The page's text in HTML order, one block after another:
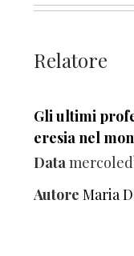
Relatore
Gli ultimi
eresia nel
Data
Autore Maria